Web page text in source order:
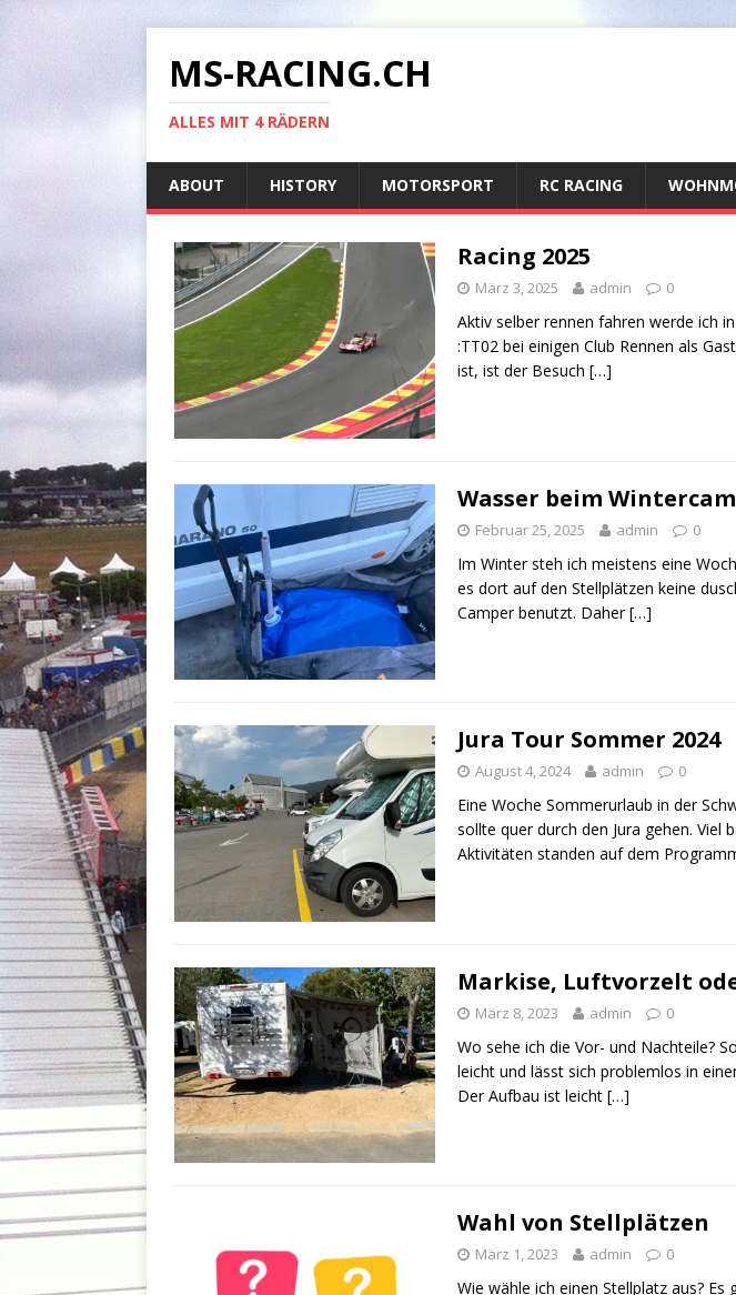
MS-RACING.CH
ALLES MIT 4 RÄDERN
ABOUT HISTORY MOTORSPORT RC RACING
Racing 2025
März 3, 2025 admin 0
Aktiv selber rennen fahren werde ich
:TT02 bei einigen Club Rennen als
ist, ist der Besuch […]
Wasser beim
Februar 25, 2025 admin 0
Im Winter steh ich meistens eine
es dort auf den Stellplätzen keine
Camper benutzt. Daher[…]
Jura Tour Sommer 2024
August 4, 2024 admin 0
Eine Woche Sommerurlaub in der
sollte quer durch den Jura gehen. Viel
Aktivitäten standen auf dem
Markise, Luftvorzelt
März 8, 2023 admin 0
Wo sehe ich die Vor- und Nachteile?
leicht und lässt sich problemlos in
Der Aufbau ist leicht […]
Wahl von Stellplätzen
März 1, 2023 admin 0
Wie wähle ich einen Stellplatz aus? Es